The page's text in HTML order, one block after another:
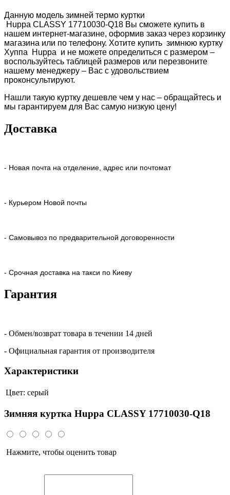
Данную модель зимней термо куртки
Huppa CLASSY 17710030-Q18 Вы сможете купить в
нашем интернет-магазине, оформив заказ через корзинку
магазина или по телефону. Хотите купить зимнюю куртку
Хуппа
Huppa и не можете определиться с размером –
воспользуйтесь таблицей размеров или перезвоните
нашему менеджеру – Вас с удовольствием
проконсультируют.
Нашли такую куртку дешевле чем у нас – обращайтесь и
мы гарантируем для Вас самую низкую цену!
Доставка
- Новая почта на отделение, адрес или почтомат
- Курьером Новой почты
- Самовывоз по предварительной договоренности
- Срочная доставка на такси по Киеву
Гарантия
- Обмен/возврат товара в течении 14 дней
- Официальная гарантия от производителя
Характеристики
Цвет: серый
Зимняя куртка Huppa CLASSY 17710030-Q18
Нажмите, чтобы оценить товар